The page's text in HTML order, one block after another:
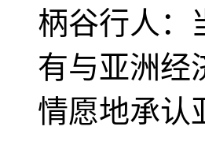
柄谷行人：
有与亚洲经
情愿地承认